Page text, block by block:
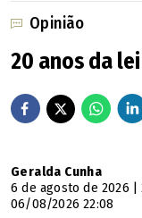
Opinião
20 anos da
Geralda Cunha
6 de agosto de 2026 |
06/08/2026 22:08